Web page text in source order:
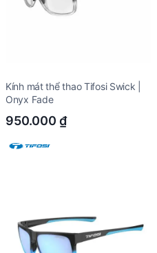
Kính mát thể thao Tifosi Swick |
Onyx Fade
950.000 ₫